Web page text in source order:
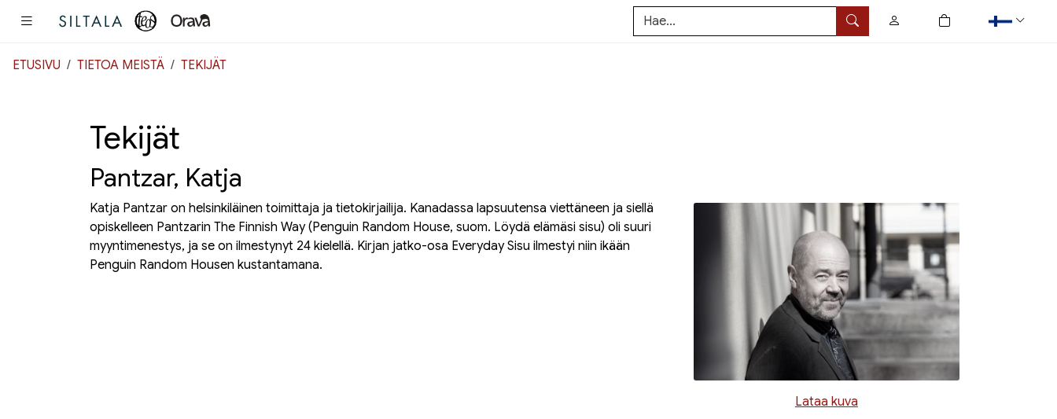
Hae
0
tuotetta ostoskorissa
ETUSIVU TIETOA MEISTÄ TEKIJÄT
Tekijät
Pantzar, Katja
Lataa kuva
Katja Pantzar on helsinkiläinen toimittaja ja tietokirjailija. Kanadassa lapsuutensa viettäneen ja siellä
opiskelleen Pantzarin The Finnish Way(Penguin Random House, suom. Löydä elämäsi sisu) oli suuri
myyntimenestys, ja se on ilmestynyt 24 kielellä. Kirjan jatko-osa Everyday Sisu ilmestyi niin ikään
Penguin Random Housen kustantamana.